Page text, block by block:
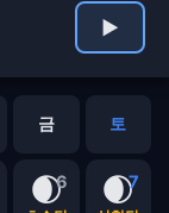
▶
금 토
6
🌒 7
🌒